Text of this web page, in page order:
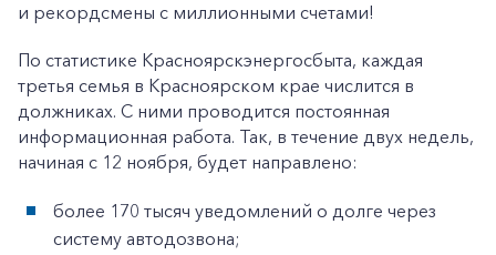
и рекордсмены с миллионными счетами!
По статистике Красноярскэнергосбыта, каждая
третья семья в Красноярском крае числится в
должниках. С ними проводится постоянная
информационная работа. Так, в течение двух недель,
начиная с 12 ноября, будет направлено:
более 170 тысяч уведомлений о долге через
систему автодозвона;